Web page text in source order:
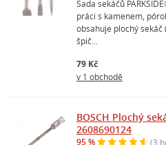
Sada sekáčů
práci s kamenem,
obsahuje plochý sekáč
špič...
79 Kč
v 1 obchodě
BOSCH Plochý
2608690124
95 % (3